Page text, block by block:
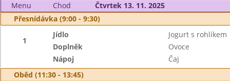
Menu
Chod
Čtvrtek 13. 11. 2025
Přesnídávka (9:00 - 9:30)
1
Jídlo
Jogurt s rohlíkem
Doplněk
Ovoce
Nápoj
Čaj
Oběd (11:30 - 13:45)